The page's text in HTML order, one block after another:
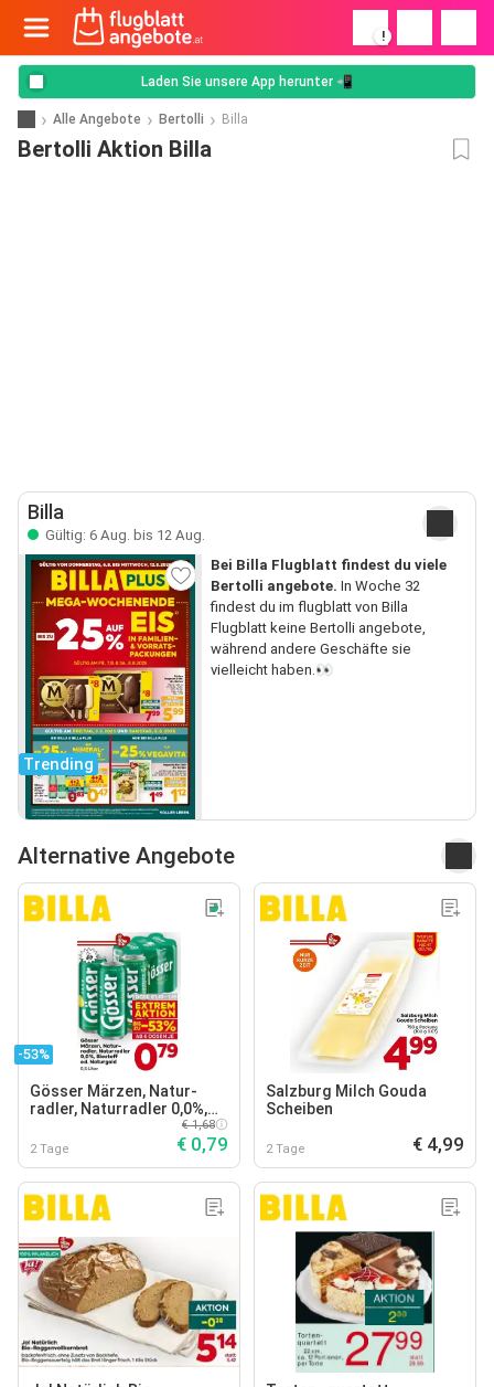
!
Laden Sie unsere App herunter 📲
Alle Angebote Bertolli Billa
Bertolli Aktion Billa
Billa
Gültig: 6 Aug. bis 12 Aug.
Trending
Bei Billa Flugblatt findest du viele
Bertolli angebote. In Woche 32
findest du im flugblatt von Billa
Flugblatt keine Bertolli angebote,
während andere Geschäfte sie
vielleicht haben.👀
Alternative Angebote
-53%
Gösser Märzen, Natur-
radler, Naturradler 0,0%,
Biostoff od. Naturgold
2 Tage
€ 1,68
€ 0,79
Salzburg Milch Gouda
Scheiben
2 Tage € 4,99